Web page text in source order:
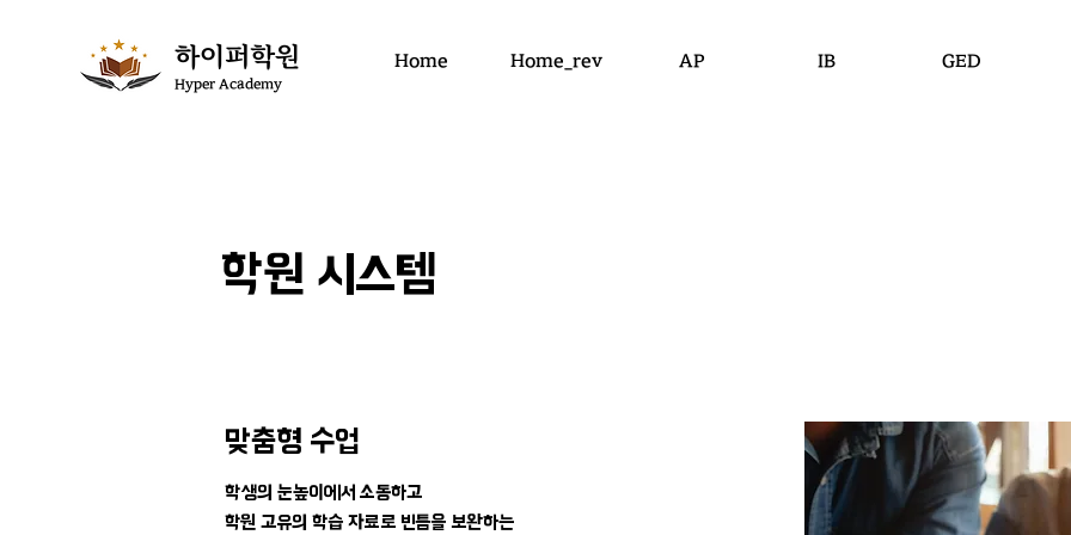
Home Home_rev AP IB GED
​하이퍼학원
Hyper Academy
학원 시스템
​맞춤형 수업
학생의 눈높이에서 소통하고
학원 고유의 학습 자료로 빈틈을 보완하는